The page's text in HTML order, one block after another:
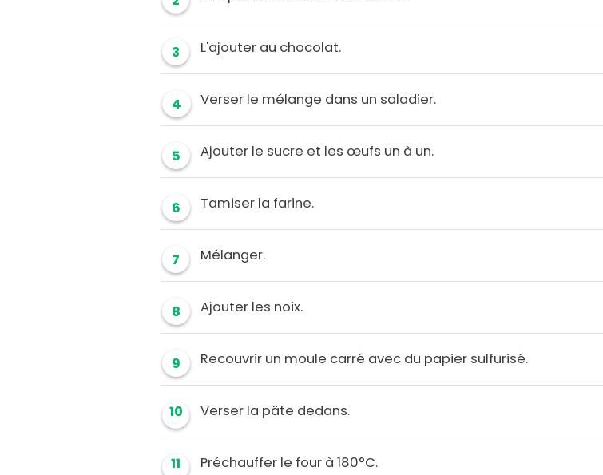
3 L'ajouter au chocolat.
4 Verser le mélange dans un saladier.
5 Ajouter le sucre et les œufs un à un.
6 Tamiser la farine.
7 Mélanger.
8 Ajouter les noix.
9 Recouvrir un moule carré avec du papier sulfurisé.
10 Verser la pâte dedans.
11 Préchauffer le four à 180°C.